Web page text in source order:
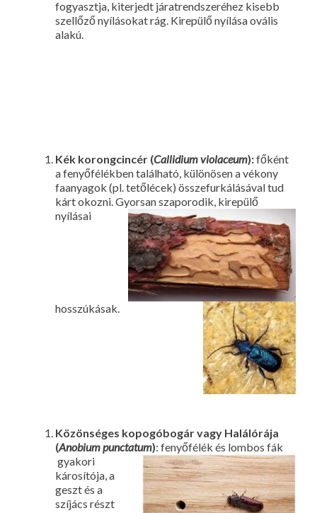
fogyasztja, kiterjedt járatrendszeréhez kisebb
szellőző nyílásokat rág. Kirepülő nyílása ovális
alakú.
Kék korongcincér (Callidium violaceum):főként
a fenyőfélékben található, különösen a vékony
faanyagok (pl. tetőlécek) összefurkálásával tud
kárt okozni. Gyorsanszaporodik, kirepülő
nyílásai
hosszúkásak.
Közönséges kopogóbogár vagy Halálórája
(Anobium punctatum): fenyőfélék és lombos fák
gyakori
károsítója, a
geszt és a
szíjács részt